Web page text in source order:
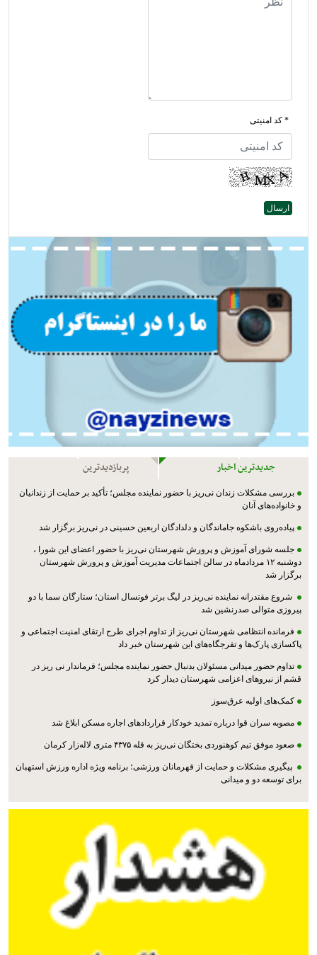
* کد امنیتی
جدیدترین اخبار پربازدیدترین
بررسی مشکلات زندان نی‌ریز با حضور نماینده مجلس؛ تأکید بر حمایت از زندانیان
و خانواده‌های آنان
پیاده‌روی باشکوه جاماندگان و دلدادگان اربعین حسینی در نی‌ریز برگزار شد
جلسه شورای آموزش و پرورش شهرستان نی‌ریز با حضور اعضای این شورا ،
دوشنبه ۱۲ مردادماه در سالن اجتماعات مدیریت آموزش و پرورش شهرستان
برگزار شد
شروع مقتدرانه نماینده نی‌ریز در لیگ برتر فوتسال استان؛ ستارگان سما با دو
پیروزی متوالی صدرنشین شد
فرمانده انتظامی شهرستان نی‌ریز از تداوم اجرای طرح ارتقای امنیت اجتماعی و
پاکسازی پارک‌ها و تفرجگاه‌های این شهرستان خبر داد
تداوم حضور میدانی مسئولان بدنبال حضور نماینده مجلس؛ فرماندار نی ریز در
قشم از نیروهای اعزامی شهرستان دیدار کرد
کمک‌های اولیه عرق‌سوز
مصوبه سران قوا درباره تمدید خودکار قراردادهای اجاره مسکن ابلاغ شد
صعود موفق تیم کوهنوردی بختگان نی‌ریز به قله ۴۳۷۵ متری لاله‌زار کرمان
پیگیری مشکلات و حمایت از قهرمانان ورزشی؛ برنامه ویژه اداره ورزش استهبان
برای توسعه دو و میدانی